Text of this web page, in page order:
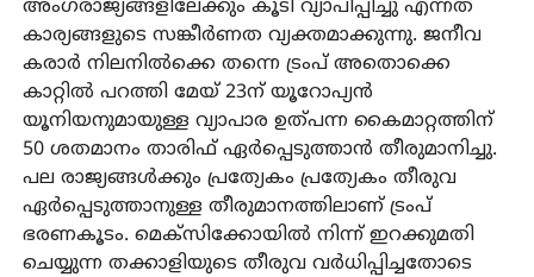
അംഗരാജ്യങ്ങളിലേക്കും കൂടി വ്യാപിപ്പിച്ചു എന്നത്
കാര്യങ്ങളുടെ സങ്കീര്‍ണത വ്യക്തമാക്കുന്നു. ജനീവ
കരാര്‍ നിലനില്‍ക്കെ തന്നെ ട്രംപ് അതൊക്കെ
കാറ്റില്‍ പറത്തി മേയ് 23ന് യൂറോപ്യന്‍
യൂനിയനുമായുള്ള വ്യാപാര ഉത്പന്ന കൈമാറ്റത്തിന്
50 ശതമാനം താരിഫ് ഏര്‍പ്പെടുത്താന്‍ തീരുമാനിച്ചു.
പല രാജ്യങ്ങള്‍ക്കും പ്രത്യേകം പ്രത്യേകം തീരുവ
ഏര്‍പ്പെടുത്താനുള്ള തീരുമാനത്തിലാണ് ട്രംപ്
ഭരണകൂടം. മെക്‌സിക്കോയില്‍ നിന്ന് ഇറക്കുമതി
ചെയ്യുന്ന തക്കാളിയുടെ തീരുവ വര്‍ധിപ്പിച്ചതോടെ